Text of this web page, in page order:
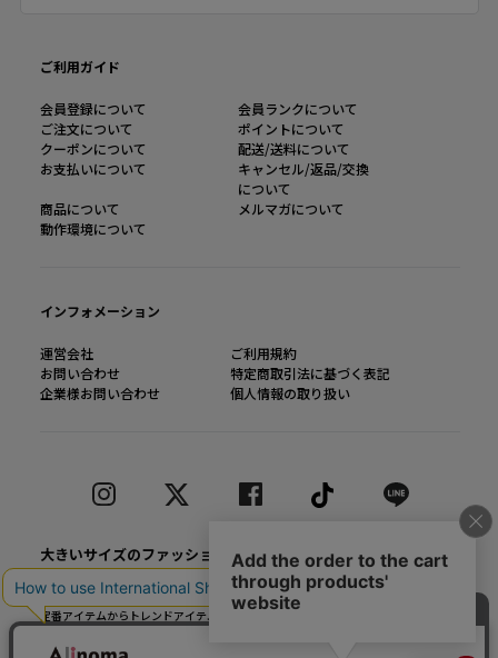
ご利用ガイド
会員登録について
会員ランクについて
ご注文について
ポイントについて
クーポンについて
配送/送料について
お支払いについて
キャンセル/返品/交換
について
商品について
メルマガについて
動作環境について
インフォメーション
運営会社
ご利用規約
お問い合わせ
特定商取引法に基づく表記
企業様お問い合わせ
個人情報の取り扱い
大きいサイズのファッション通販【Alinoma】
「Alinoma（アリノマ）は人気ブランドの大きいサイズアイテムを豊富に取りそろ
えるファッション通販サイトです。
定番アイテムからトレンドアイテムまで、様々なカテゴリから大きいサイズ（L～